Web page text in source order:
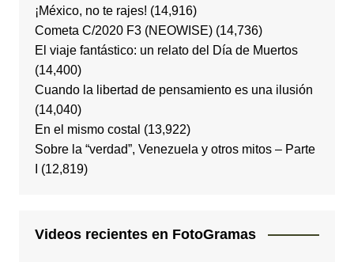
¡México, no te rajes! (14,916)
Cometa C/2020 F3 (NEOWISE) (14,736)
El viaje fantástico: un relato del Día de Muertos
(14,400)
Cuando la libertad de pensamiento es una ilusión
(14,040)
En el mismo costal (13,922)
Sobre la “verdad”, Venezuela y otros mitos – Parte
(12,819)
Videos recientes en FotoGramas